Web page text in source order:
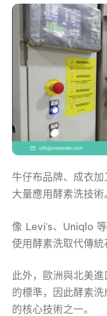
牛仔布品牌、成衣
大量應用酵素洗技術
像 Levi’s、Uniqlo
使用酵素洗取代傳統
此外，歐洲與北美
的標準，因此酵素
的核心技術之一。